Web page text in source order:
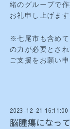
緒のグループで
お礼申し上げま
※七尾市も含め
の力が必要とさ
ご支援をお願い申
2023-12-21 16:11:00
脳腫瘍になっ